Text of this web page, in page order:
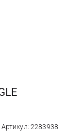
Артикул: 2283938